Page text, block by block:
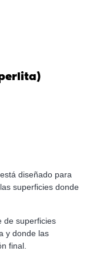
diseñado para
superficies donde
de superficies
y donde las
final.